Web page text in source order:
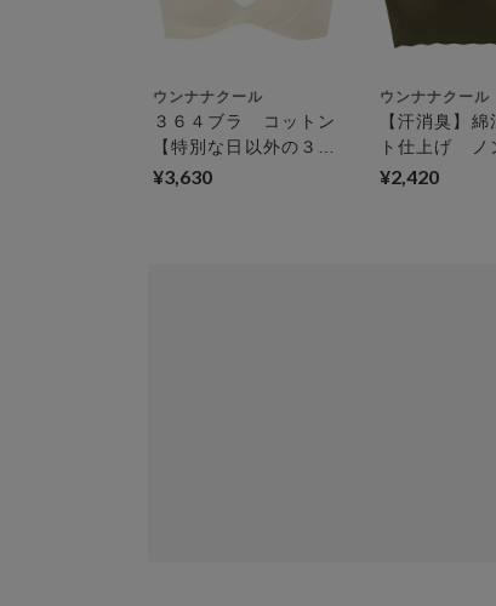
ご優待割引金額が、クーポンご利用条件と
ご注文が確定したのち、後追いでクーポ
そのほか、クーポンに関するご案内を見る
ウンナナクール
３６４ブラ コットン
【特別な日以外の３６
４日つけたくなるブ
¥3,630
ウンナナクール
【汗消臭】綿
ト仕上げ ノ
ーブラジャ
¥2,420